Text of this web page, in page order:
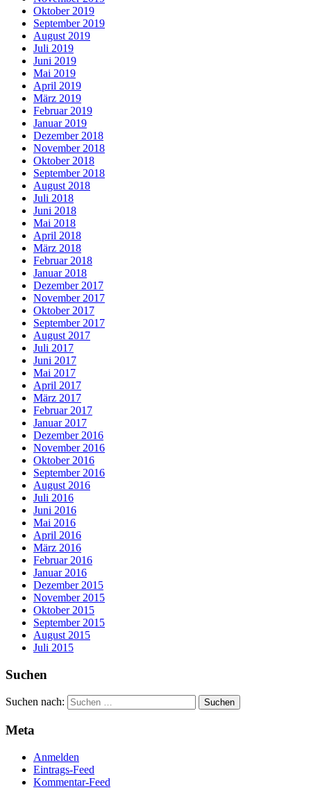
Oktober 2019
September 2019
August 2019
Juli 2019
Juni 2019
Mai 2019
April 2019
März 2019
Februar 2019
Januar 2019
Dezember 2018
November 2018
Oktober 2018
September 2018
August 2018
Juli 2018
Juni 2018
Mai 2018
April 2018
März 2018
Februar 2018
Januar 2018
Dezember 2017
November 2017
Oktober 2017
September 2017
August 2017
Juli 2017
Juni 2017
Mai 2017
April 2017
März 2017
Februar 2017
Januar 2017
Dezember 2016
November 2016
Oktober 2016
September 2016
August 2016
Juli 2016
Juni 2016
Mai 2016
April 2016
März 2016
Februar 2016
Januar 2016
Dezember 2015
November 2015
Oktober 2015
September 2015
August 2015
Juli 2015
Suchen
Suchen nach:
Meta
Anmelden
Eintrags-Feed
Kommentar-Feed